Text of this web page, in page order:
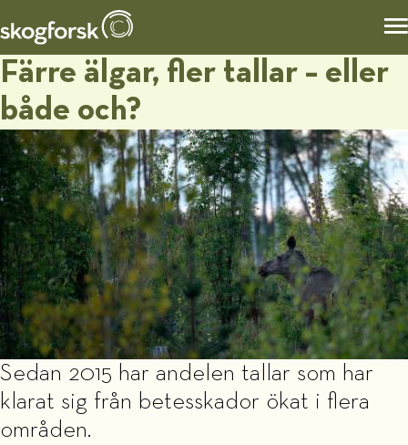
Färre älgar, fler tallar – eller
både och?
Sedan 2015 har andelen tallar som har
klarat sig från betesskador ökat i flera
områden.